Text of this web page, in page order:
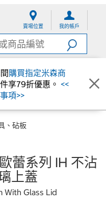
賣場位置 我的帳戶
購買指定米森商
享79折優惠。 <<
項>>
、砧板
蕾系列 IH 不沾
上蓋
With Glass Lid